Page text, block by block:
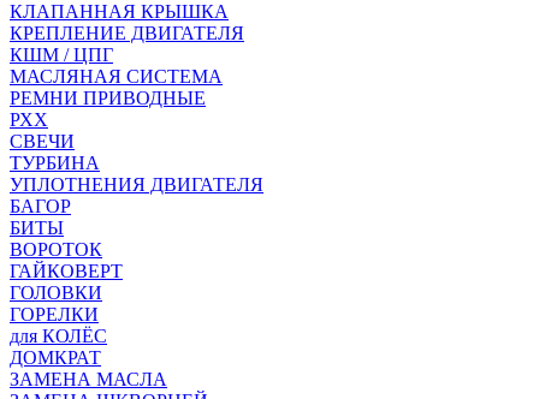
КЛАПАННАЯ КРЫШКА
КРЕПЛЕНИЕ ДВИГАТЕЛЯ
КШМ / ЦПГ
МАСЛЯНАЯ СИСТЕМА
РЕМНИ ПРИВОДНЫЕ
РХХ
СВЕЧИ
ТУРБИНА
УПЛОТНЕНИЯ ДВИГАТЕЛЯ
БАГОР
БИТЫ
ВОРОТОК
ГАЙКОВЕРТ
ГОЛОВКИ
ГОРЕЛКИ
для КОЛЁС
ДОМКРАТ
ЗАМЕНА МАСЛА